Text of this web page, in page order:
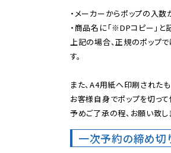
・メーカーからポップの入
・商品名に「※DPコピー」と
上記の場合、正規のポップ
す。
また、A4用紙へ印刷された
お客様自身でポップを切って
予めご了承の程、お願い致し
一次予約の締め切